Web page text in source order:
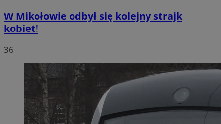
W Mikołowie odbył się kolejny strajk
kobiet!
36